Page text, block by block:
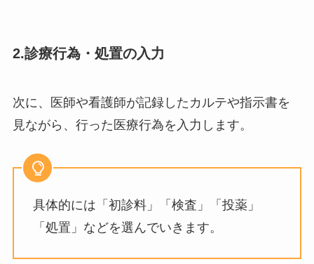
2.診療行為・処置の入力
次に、医師や看護師が記録したカルテや指示書を
見ながら、行った医療行為を入力します。
具体的には「初診料」「検査」「投薬」
「処置」などを選んでいきます。